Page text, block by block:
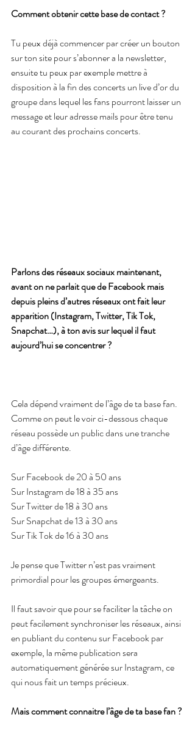
Comment obtenir cette base de contact ?
Tu peux déjà commencer par créer un bouton
sur ton site pour s’abonner a la newsletter,
ensuite tu peux par exemple mettre à
disposition à la fin des concerts un live d’or du
groupe dans lequel les fans pourront laisser un
message et leur adresse mails pour être tenu
au courant des prochains concerts.
Parlons des réseaux sociaux maintenant,
avant on ne parlait que de Facebook mais
depuis pleins d’autres réseaux ont fait leur
apparition (Instagram, Twitter, Tik Tok,
Snapchat…), à ton avis sur lequel il faut
aujourd’hui se concentrer ?
Cela dépend vraiment de l’âge de ta base fan.
Comme on peut le voir ci-dessous chaque
réseau possède un public dans une tranche
d’âge différente.
Sur Facebook de 20 à 50 ans
Sur Instagram de 18 à 35 ans
Sur Twitter de 18 à 30 ans
Sur Snapchat de 13 à 30 ans
Sur Tik Tok de 16 à 30 ans
Je pense que Twitter n’est pas vraiment
primordial pour les groupes émergeants.
Il faut savoir que pour se faciliter la tâche on
peut facilement synchroniser les réseaux, ainsi
en publiant du contenu sur Facebook par
exemple, la même publication sera
automatiquement générée sur Instagram, ce
qui nous fait un temps précieux.
Mais comment connaitre l’âge de ta base fan ?